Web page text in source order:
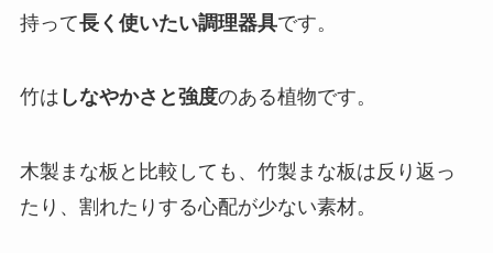
持って長く使いたい調理器具です。
竹は しなやかさと強度のある植物です。
木製まな板と比較しても、竹製まな板は反り返っ
たり、割れたりする心配が少ない素材。